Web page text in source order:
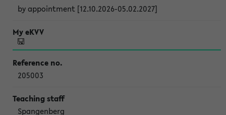
by appointment [12.10.2026-05.02.2027]
205003
Spangenberg